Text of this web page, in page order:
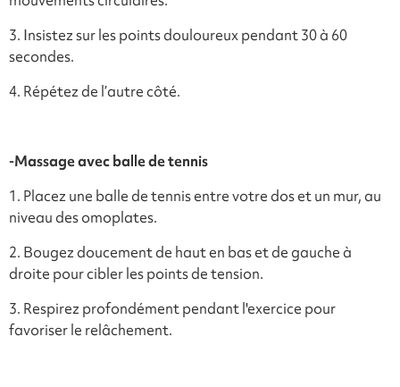
3. Insistez sur les points douloureux pendant 30 à 60
secondes.
4. Répétez de l’autre côté.
-Massage avec balle de tennis
1. Placez une balle de tennis entre votre dos et un mur, au
niveau des omoplates.
2. Bougez doucement de haut en bas et de gauche à
droite pour cibler les points de tension.
3. Respirez profondément pendant l'exercice pour
favoriser le relâchement.